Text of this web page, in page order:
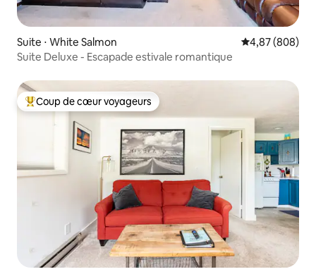
Suite ⋅ White Salmon Évaluation
4,87 (808)
Suite Deluxe - Escapade estivale romantique
Coups de cœur voyageurs les plus appréciés
Coup de cœur voyageurs